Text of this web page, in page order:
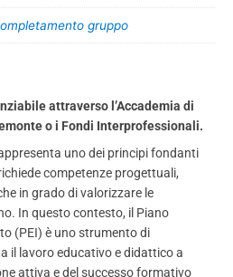
gruppo
attraverso l’Accademia di
o i Fondi Interprofessionali.
uno dei principi fondanti
competenze progettuali,
in grado di valorizzare le
In questo contesto, il Piano
(PEI) è uno strumento di
il lavoro educativo e didattico a
attiva e del successo formativo